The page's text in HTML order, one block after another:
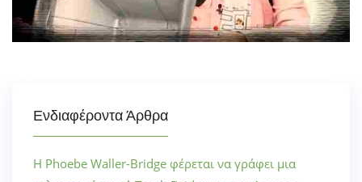
Ενδιαφέροντα Άρθρα
Η Phoebe Waller-Bridge φέρεται να γράφει μια